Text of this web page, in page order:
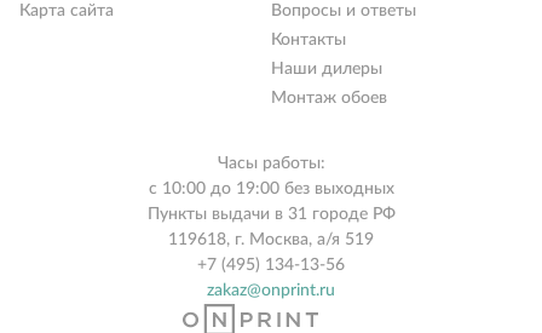
Карта сайта
Вопросы и ответы
Контакты
Наши дилеры
Монтаж обоев
Часы работы:
с 10:00 до 19:00 без выходных
Пункты выдачи в 31 городе РФ
119618, г. Москва, а/я 519
+7 (495) 134-13-56
zakaz@onprint.ru